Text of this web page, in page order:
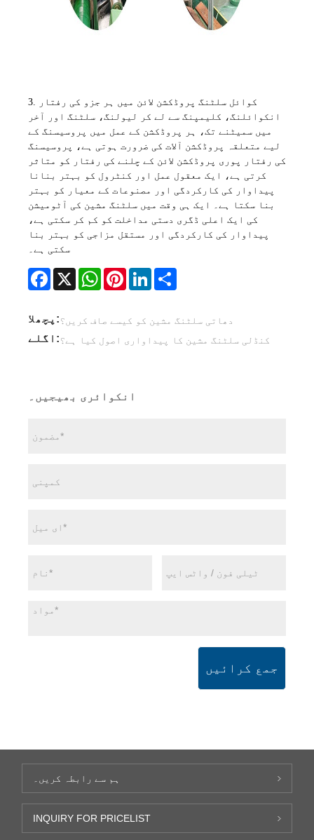
3. کوائل سلٹنگ پروڈکشن لائن میں ہر جزو کی رفتار
انکوائلنگ، کلیمپنگ سے لے کر لیولنگ، سلٹنگ اور آخر
میں سمیٹنے تک، ہر پروڈکشن کے عمل میں پروسیسنگ کے
لیے متعلقہ پروڈکشن آلات کی ضرورت ہوتی ہے، پروسیسنگ
کی رفتار پوری پروڈکشن لائن کے چلنے کی رفتار کو متاثر
کرتی ہے، ایک معقول عمل اور کنٹرول کو بہتر بنانا
پیداوار کی کارکردگی اور مصنوعات کے معیار کو بہتر
بنا سکتا ہے۔ ایک ہی وقت میں سلٹنگ مشین کی آٹومیشن
کی ایک اعلی ڈگری دستی مداخلت کو کم کر سکتی ہے،
پیداوار کی کارکردگی اور مستقل مزاجی کو بہتر بنا
سکتی ہے۔
Facebook
X WhatsAppPinterestLinkedIn
پچھلا:دھاتی سلٹنگ مشین کو کیسے صاف کریں؟
اگلے:کنڈلی سلٹنگ مشین کا پیداواری اصول کیا ہے؟
انکوائری بھیجیں۔
جمع کرائیں
ہم سے رابطہ کریں۔
INQUIRY FOR PRICELIST